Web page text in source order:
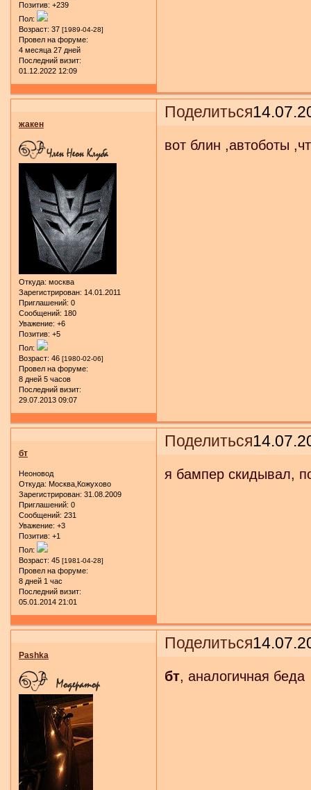
Позитив: +239
Пол:
Возраст: 37 [1989-04-28]
Провел на форуме:
4 месяца 27 дней
Последний визит:
01.12.2022 12:09
Поделиться
жакен
Откуда: москва
Зарегистрирован: 14.01.2011
Приглашений: 0
Сообщений: 180
Уважение: +6
Позитив: +5
Пол:
Возраст: 46 [1980-02-06]
Провел на форуме:
8 дней 5 часов
Последний визит:
29.07.2013 09:07
вот блин ,автоботы
Поделиться
бт
Неоновод
Откуда: Москва,Кожухово
Зарегистрирован: 31.08.2009
Приглашений: 0
Сообщений: 231
Уважение: +3
Позитив: +1
Пол:
Возраст: 45 [1981-04-28]
Провел на форуме:
8 дней 1 час
Последний визит:
05.01.2014 21:01
я бампер скидывал,
Поделиться
Pashka
бт, аналогичная беда